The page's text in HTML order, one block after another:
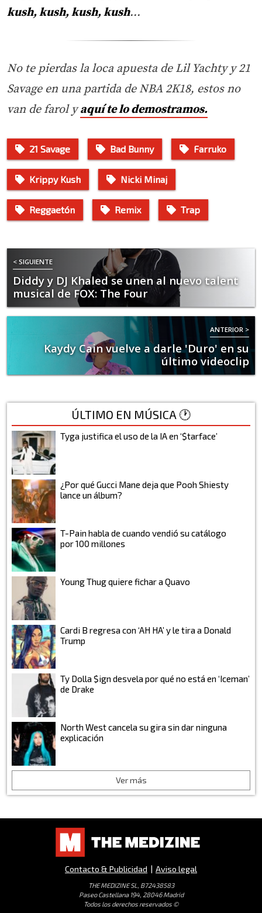
kush, kush, kush, kush…
No te pierdas la loca apuesta de Lil Yachty y 21
Savage en una partida de NBA 2K18, estos no
van de farol yaquí te lo demostramos.
21 Savage Bad Bunny Farruko
Krippy Kush Nicki Minaj
Reggaetón Remix Trap
< SIGUIENTE
Diddy y DJ Khaled se unen al nuevo talent
musical de FOX: The Four
ANTERIOR >
Kaydy Cain vuelve a darle 'Duro' en su
último videoclip
ÚLTIMO EN MÚSICA 🕐
Tyga justifica el uso de la IA en ‘$tarface’
¿Por qué Gucci Mane deja que Pooh Shiesty
lance un álbum?
T-Pain habla de cuando vendió su catálogo
por 100 millones
Young Thug quiere fichar a Quavo
Cardi B regresa con ‘AH HA’ y le tira a Donald
Trump
Ty Dolla $ign desvela por qué no está en ‘Iceman’
de Drake
North West cancela su gira sin dar ninguna
explicación
Ver más
Contacto & Publicidad | Aviso legal
THE MEDIZINE SL, B72438583
Paseo Castellana 194, 28046 Madrid
Todos los derechos reservados ©